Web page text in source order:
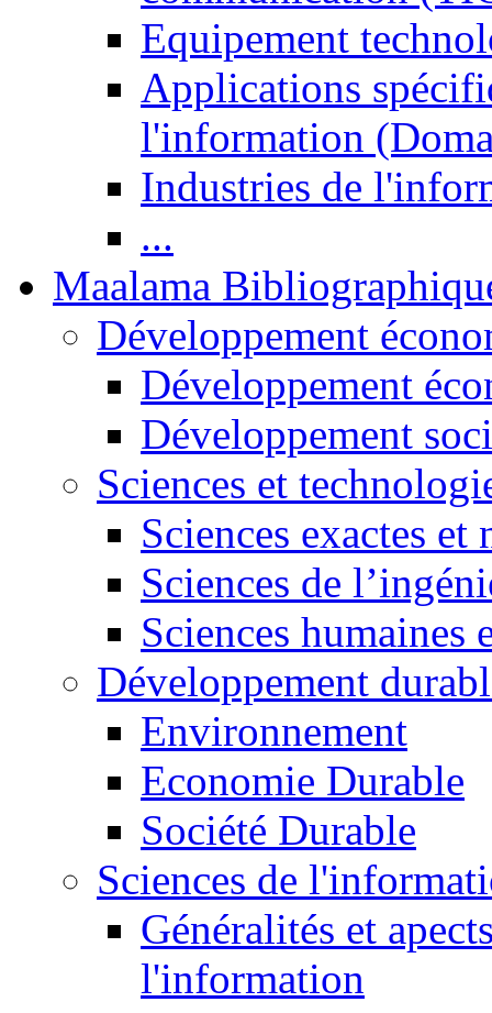
Equipement
Applications
l'information
Industries de
...
Maalama
Développement
Développement
Développement
Sciences et
Sciences exactes et
Sciences de
Sciences humaines
Développement
Environnement
Economie Durable
Société Durable
Sciences de
Généralités et
l'information